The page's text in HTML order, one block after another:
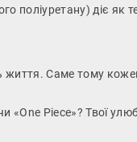
поліуретану) діє як
життя. Саме тому
«One Piece»? Твої